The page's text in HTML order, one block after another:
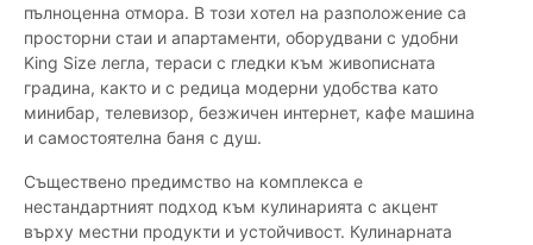
пълноценна отмора. В този хотел на разположение са
просторни стаи и апартаменти, оборудвани с удобни
King Size легла, тераси с гледки към живописната
градина, както и с редица модерни удобства като
минибар, телевизор, безжичен интернет, кафе машина
и самостоятелна баня с душ.
Съществено предимство на комплекса е
нестандартният подход към кулинарията с акцент
върху местни продукти и устойчивост. Кулинарната